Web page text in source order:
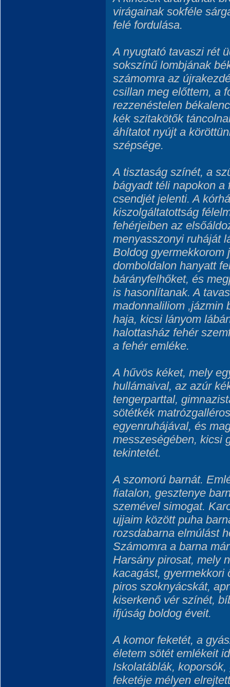
virágainak sokféle
felé fordulása.
A nyugtató tavaszi rét
sokszínű lombjának
számomra az
csillan meg előttem, a
rezzenéstelen
kék szitakötők
áhítatot nyújt a
szépsége.
A tisztaság színét, a
bágyadt téli napokon
csendjét jelenti. A
kiszolgáltatottság
fehérjeiben az
menyasszonyi ruháját
Boldog gyermekkorom
domboldalon hanyatt
bárányfelhőket, és
is hasonlítanak. A
madonnaliliom ,jázmin
haja, kicsi lányom
halottasház fehér
a fehér emléke.
A hűvös kéket, mely
hullámaival, az azúr
tengerparttal,
sötétkék
egyenruhájával, és
messzeségében, kicsi
tekintetét.
A szomorú barnát.
fiatalon, gesztenye
szemével simogat.
ujjaim között puha
rozsdabarna elmúlást
Számomra a barna
Harsány pirosat, mely
kacagást, gyermekkori
piros szoknyácskát,
kiserkenő vér színét,
ifjúság boldog éveit.
A komor feketét, a
életem sötét emlékeit
Iskolatáblák,
feketéje mélyen